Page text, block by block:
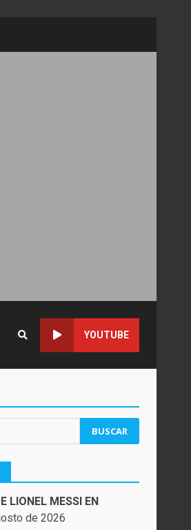
YOUTUBE
LIONEL MESSI EN
de 2026